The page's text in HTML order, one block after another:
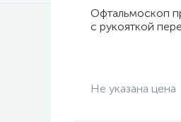
Офтальмоскоп
с рукояткой
Не указана цена